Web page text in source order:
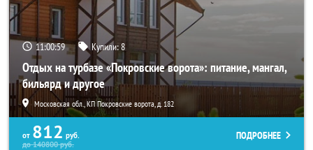
11:00:59 Купили:8
Отдых на турбазе «Покровские ворота»: питание, мангал,
бильярд и другое
Московская обл., КП Покровские ворота, д. 182
от 812 руб.
до140800руб.
ПОДРОБНЕЕ